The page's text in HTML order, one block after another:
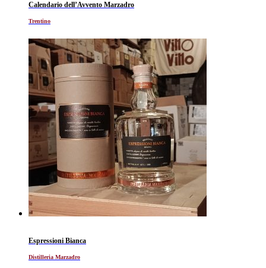
Calendario dell’Avvento Marzadro
Trentino
Espressioni Bianca
Distilleria Marzadro